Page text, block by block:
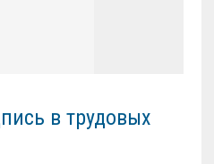
в трудовых